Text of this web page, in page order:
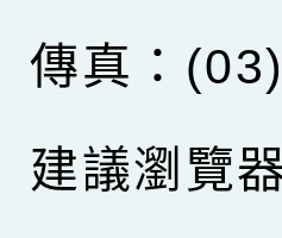
傳真：
建議瀏覽